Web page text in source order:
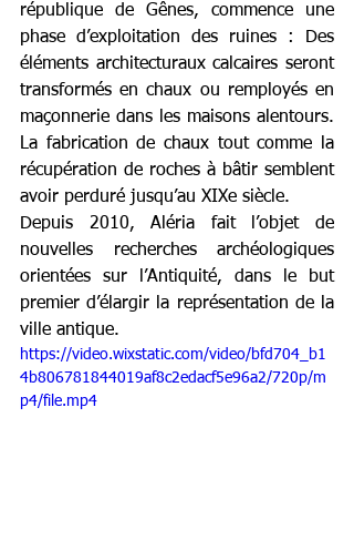
république de Gênes, commence une
phase d’exploitation des ruines : Des
éléments architecturaux calcaires seront
transformés en chaux ou remployés en
maçonnerie dans les maisons alentours.
La fabrication de chaux tout comme la
récupération de roches à bâtir semblent
avoir perduré jusqu’au XIXe siècle.
Depuis 2010, Aléria fait l’objet de
nouvelles recherches archéologiques
orientées sur l’Antiquité, dans le but
premier d’élargir la représentation de la
ville antique.
https://video.wixstatic.com/video/bfd704_b1
4b806781844019af8c2edacf5e96a2/720p/m
p4/file.mp4